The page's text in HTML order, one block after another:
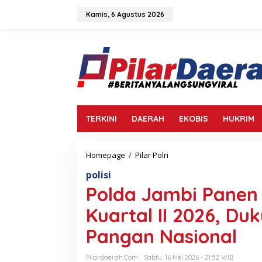
Kamis, 6 Agustus 2026
TERKINI DAERAH EKOBIS HUKRIM
Homepage / Pilar Polri
a
m
b
polisi
Polda Jambi
Kuartal II 2026,
Pangan Nasional
Pilardaerah.com
Sabtu, 16 Mei 2026 - 21:52 WIB